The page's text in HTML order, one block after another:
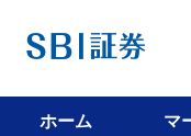
ホーム マ